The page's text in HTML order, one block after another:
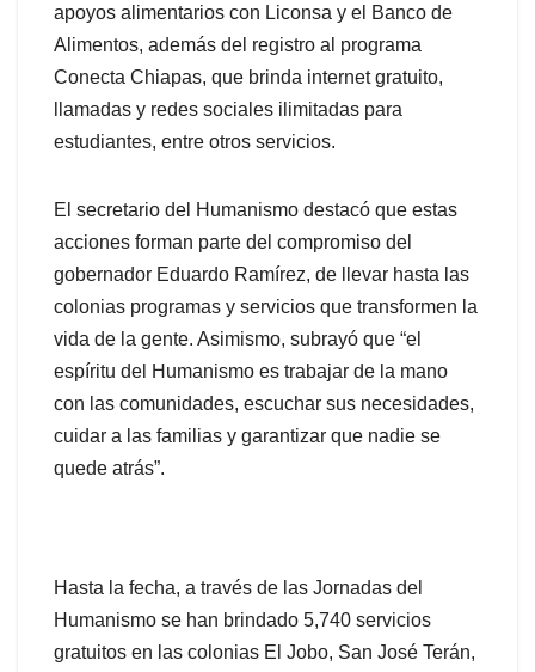
apoyos alimentarios con Liconsa y el Banco de
Alimentos, además del registro al programa
Conecta Chiapas, que brinda internet gratuito,
llamadas y redes sociales ilimitadas para
estudiantes, entre otros servicios.
El secretario del Humanismo destacó que estas
acciones forman parte del compromiso del
gobernador Eduardo Ramírez, de llevar hasta las
colonias programas y servicios que transformen la
vida de la gente. Asimismo, subrayó que “el
espíritu del Humanismo es trabajar de la mano
con las comunidades, escuchar sus necesidades,
cuidar a las familias y garantizar que nadie se
quede atrás”.
Hasta la fecha, a través de las Jornadas del
Humanismo se han brindado 5,740 servicios
gratuitos en las colonias El Jobo, San José Terán,